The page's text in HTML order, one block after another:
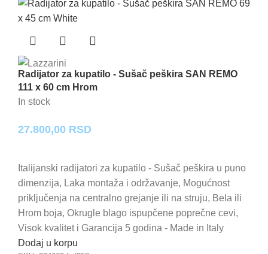
Radijator za kupatilo - Sušač peškira SAN REMO
111 x 60 cm Hrom
In stock
27.800,00 RSD
Italijanski radijatori za kupatilo - Sušač peškira u puno
dimenzija, Laka montaža i održavanje, Mogućnost
priključenja na centralno grejanje ili na struju, Bela ili
Hrom boja, Okrugle blago ispupčene poprečne cevi,
Visok kvalitet i Garancija 5 godina - Made in Italy
Dodaj u korpu